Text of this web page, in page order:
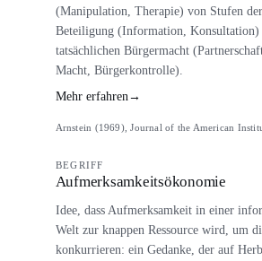
(Manipulation, Therapie) von Stufen
Beteiligung (Information, Konsultation)
tatsächlichen Bürgermacht
Macht, Bürgerkontrolle).
Mehr erfahren →
Arnstein (1969), Journal of the American
BEGRIFF
Aufmerksamkeitsökonomie
Idee, dass Aufmerksamkeit in einer
Welt zur knappen Ressource wird, um
konkurrieren: ein Gedanke, der auf